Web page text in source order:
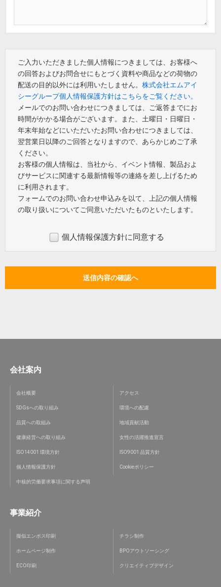
ご入力いただきました個人情報につきましては、お客様へ
の回答およびお問合せにもとづく資料や商品などの荷物の
配送の目的以外には利用いたしません。 株式会社エムアイ
シーグループ個人情報保護方針はこちらをご覧ください。
メールでのお問い合わせにつきましては、ご返答までにお
時間がかかる場合がございます。また、土曜日・日曜日・
年末年始などにいただいたお問い合わせにつきましては、
翌営業日以降のご回答となりますので、あらかじめご了承
ください。
お客様の個人情報は、当社から、イベント情報、製品およ
びサービスに関連する最新情報等の連絡を差し上げるため
に利用されます。
フォームでのお問い合わせ申込みを以て、上記の個人情報
の取り扱いについてご同意いただいたものといたします。
個人情報保護方針に同意する
会社案内
会社概要 アクセス
SDGsへの取り組み 環境への配慮
品質への取組み 地域貢献活動
健康経営への取り組み 女性の活躍推進宣言
ISO14001 環境方針 ISO9001 品質方針
個人情報保護方針 Cookieポリシー
中核的労働要求事項に関する声明
事業紹介
擬似エンボス印刷 チラシ制作
ホームページ制作 BPOアウトソーシング
ECO印刷 クリエイティブデザイン